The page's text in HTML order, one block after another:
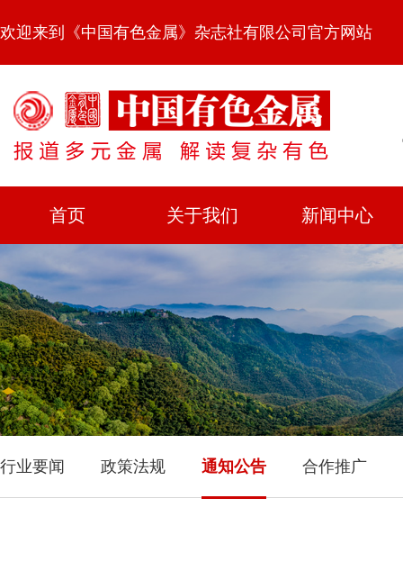
欢迎来到《中国有色金属》杂志社有限公司官方网站
首页 关于我们 新闻中心
行业要闻 政策法规 通知公告 合作推广